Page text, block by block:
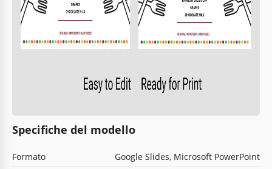
Specifiche del modello
Formato
Google Slides, Microsoft PowerPoint